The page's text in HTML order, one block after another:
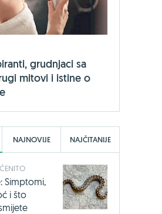
grudnjaci sa
mitovi i istine o
NAJNOVIJE NAJČITANIJE
Simptomi,
i što